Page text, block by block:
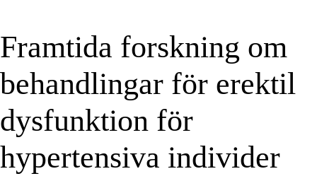
Framtida forskning om
behandlingar för erektil
dysfunktion för
hypertensiva individer